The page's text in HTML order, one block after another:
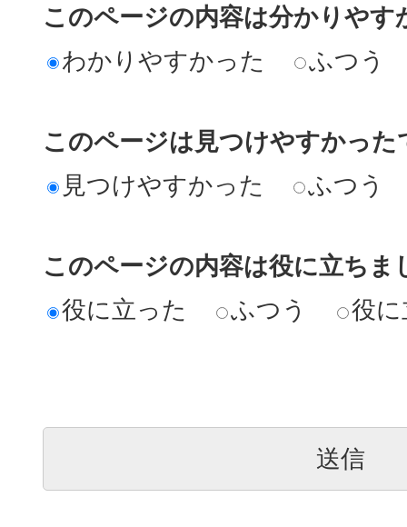
このページの内容は分かりやす
わかりやすかった
ふつう
このページは見つけやすかった
見つけやすかった
ふつう
このページの内容は役に立ちま
役に立った
ふつう 役